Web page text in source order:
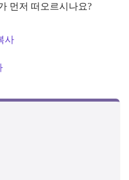
먼저 떠오르시나요?